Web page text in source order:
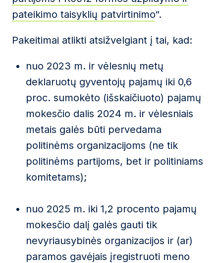
pateikimo taisyklių patvirtinimo“.
Pakeitimai atlikti atsižvelgiant į tai, kad:
nuo 2023 m. ir vėlesnių metų
deklaruotų gyventojų pajamų iki 0,6
proc. sumokėto (išskaičiuoto) pajamų
mokesčio dalis 2024 m. ir vėlesniais
metais galės būti pervedama
politinėms organizacijoms (ne tik
politinėms partijoms, bet ir politiniams
komitetams);
nuo 2025 m. iki 1,2 procento pajamų
mokesčio dalį galės gauti tik
nevyriausybinės organizacijos ir (ar)
paramos gavėjais įregistruoti meno